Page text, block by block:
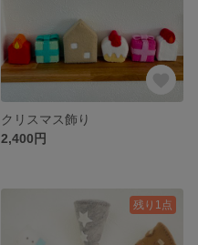
クリスマス飾り
2,400円
残り1点